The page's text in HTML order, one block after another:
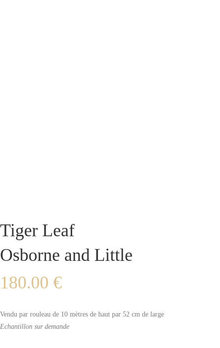
Tiger Leaf
Osborne and Little
180.00 €
Vendu par rouleau de 10 mètres de haut par 52 cm de large
Echantillon sur demande